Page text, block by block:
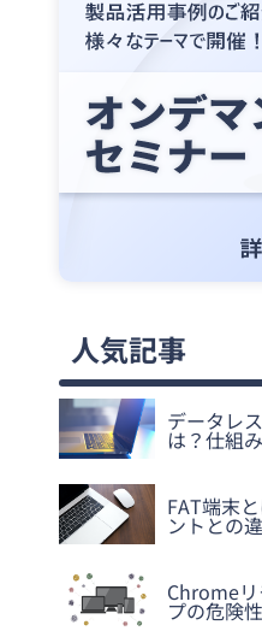
人気記事
データレ
は？仕組
FAT端末
ントとの
Chrome
プの危険